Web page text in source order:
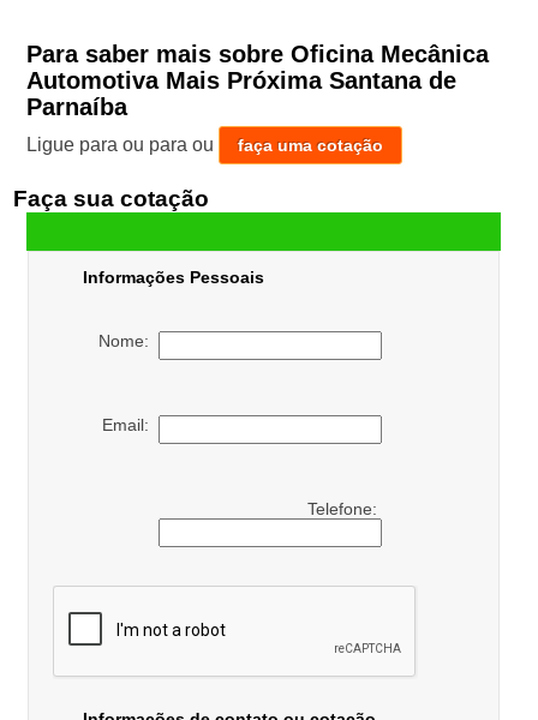
Para saber mais sobre Oficina Mecânica
Automotiva Mais Próxima Santana de
Parnaíba
Ligue para ou para ou faça uma cotação
Faça sua cotação
Informações Pessoais
Nome:
Email:
Telefone: